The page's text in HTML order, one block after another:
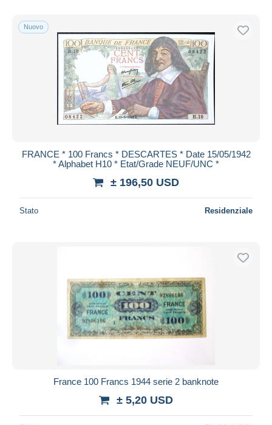
Spedizione gratuita
Metodi di pagamento
PayPal
Bonifico bancario
Visa
Mastercard
Maestro
Residenza del venditore
Aggiorna
Nuovo
FRANCE * 100 Francs * DESCARTES * Date 15/05/1942
* Alphabet H10 * Etat/Grade NEUF/UNC *
± 196,50 USD
Stato Residenziale
France 100 Francs 1944 serie 2 banknote
± 5,20 USD